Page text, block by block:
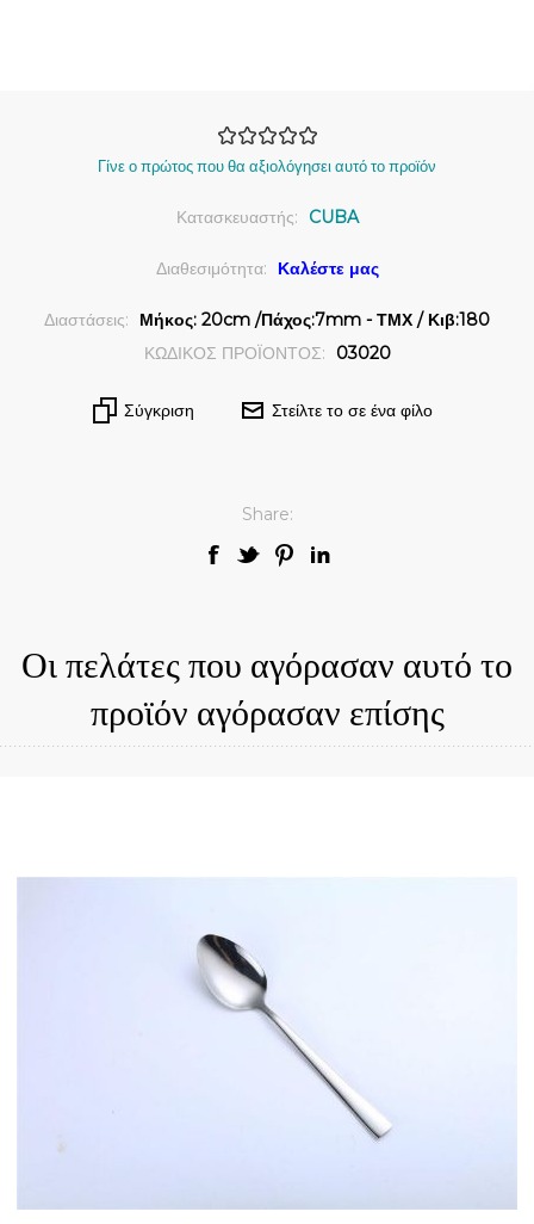
Γίνε ο πρώτος που θα αξιολόγησει αυτό το προϊόν
Κατασκευαστής: CUBA
Διαθεσιμότητα: Καλέστε μας
Διαστάσεις:
Μήκος: 20cm /Πάχος:7mm - ΤΜΧ / Κιβ:180
ΚΩΔΙΚΟΣ ΠΡΟΪΟΝΤΟΣ:
03020
Σύγκριση Στείλτε το σε ένα φίλο
Share:
Οι πελάτες που αγόρασαν αυτό το
προϊόν αγόρασαν επίσης